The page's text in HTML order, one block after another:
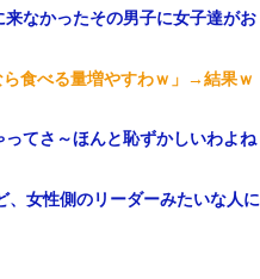
なかったその男子に女子達がお
食べる量増やすわｗ」→結果ｗ
ってさ～ほんと恥ずかしいわよね
女性側のリーダーみたいな人に